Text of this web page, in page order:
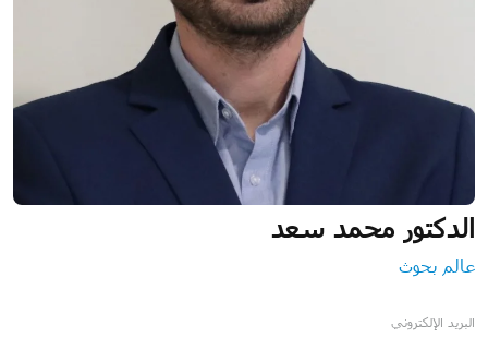
الدكتور محمد سعد
عالم بحوث
البريد الإلكتروني